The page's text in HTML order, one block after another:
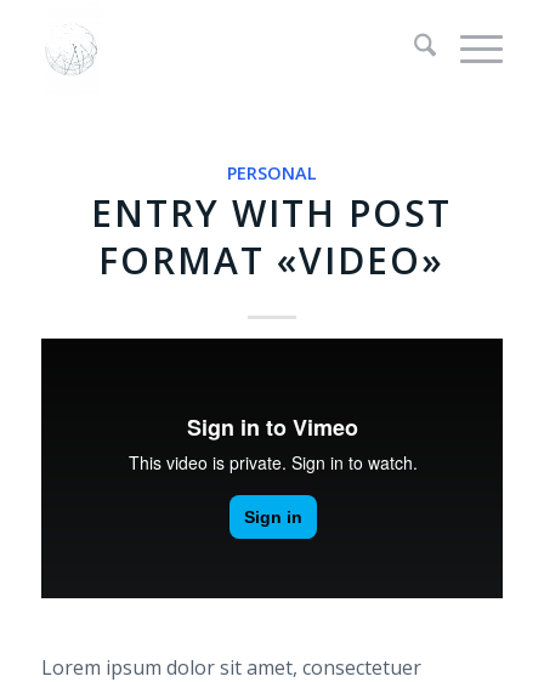
PERSONAL
ENTRY WITH POST
FORMAT «VIDEO»
Lorem ipsum dolor sit amet, consectetuer